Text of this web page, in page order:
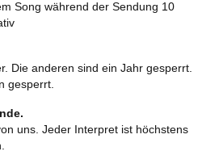
Song während der Sendung 10
Die anderen sind ein Jahr gesperrt.
gesperrt.
uns. Jeder Interpret ist höchstens